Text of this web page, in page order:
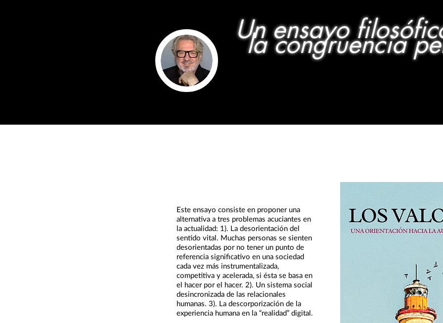
Un ensayo
la congruencia
Este ensayo consiste en proponer una
alternativa a tres problemas acuciantes en
la actualidad: 1). La desorientación del
sentido vital. Muchas personas se sienten
desorientadas por no tener un punto de
referencia significativo en una sociedad
cada vez más instrumentalizada,
competitiva y acelerada, si ésta se basa en
el hacer por el hacer. 2). Un sistema social
desincronizada de las relacionales
humanas. 3). La descorporización de la
experiencia humana en la “realidad” digital.